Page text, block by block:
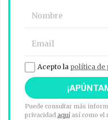
Acepto la política de
Puede consultar más
privacidad aquíasí como el